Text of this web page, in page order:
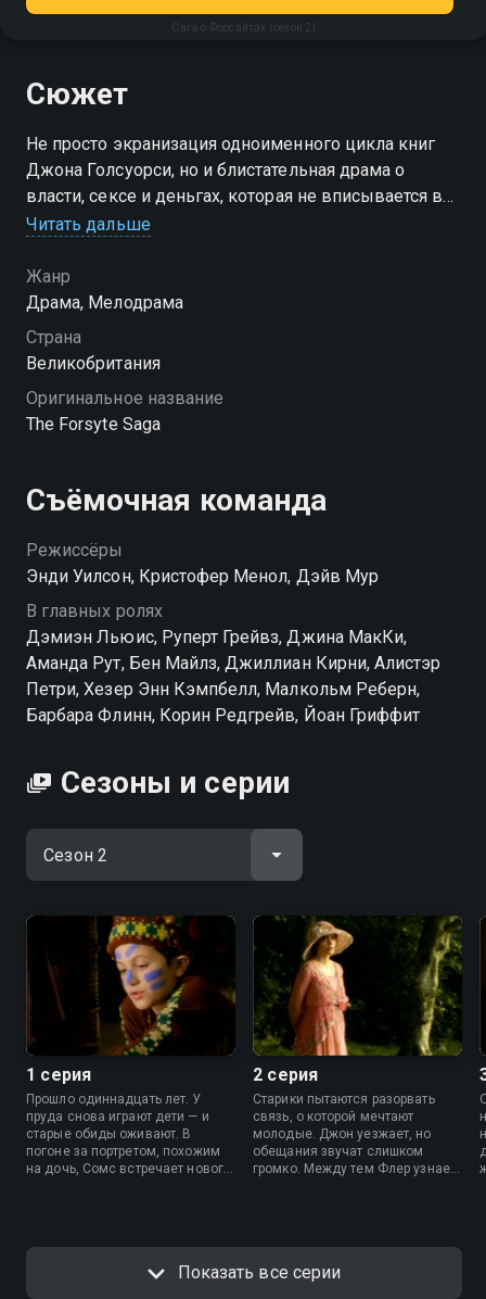
Сага о Форсайтах (сезон 2)
Сюжет
Не просто экранизация одноименного цикла книг
Джона Голсуорси, но и блистательная драма о
власти, сексе и деньгах, которая не вписывается в
рамки приличия викторианской эпохи
Посмотреть онлайн 2 сезон сериала Сага о
Форсайтах вы можете совершенно бесплатно в
хорошем HD качестве на Смотрёшке
Читать дальше
Жанр
Драма, Мелодрама
Страна
Великобритания
Оригинальное название
The Forsyte Saga
Съёмочная команда
Режиссёры
Энди Уилсон, Кристофер Менол, Дэйв Мур
В главных ролях
Дэмиэн Льюис, Руперт Грейвз, Джина МакКи,
Аманда Рут, Бен Майлз, Джиллиан Кирни, Алистэр
Петри, Хезер Энн Кэмпбелл, Малкольм Реберн,
Барбара Флинн, Корин Редгрейв, Йоан Гриффит
Сезоны и серии
1 серия
Прошло одиннадцать лет. У
пруда снова играют дети — и
старые обиды оживают. В
погоне за портретом, похожим
на дочь, Сомс встречает нового
2 серия
Старики пытаются разорвать
связь, о которой мечтают
молодые. Джон уезжает, но
обещания звучат слишком
громко. Между тем Флер узнает,
Показать все серии